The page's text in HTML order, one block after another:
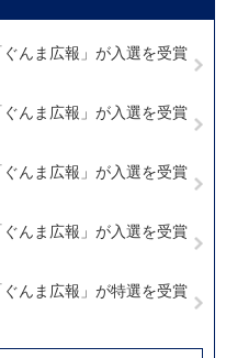
んま広報」が入選を受賞
んま広報」が入選を受賞
んま広報」が入選を受賞
んま広報」が入選を受賞
んま広報」が特選を受賞